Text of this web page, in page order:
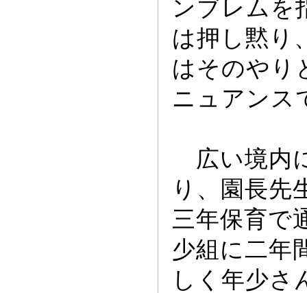
ンブレムを
は押し黙り
はそのやり
ニ ュ アンス
広い境内
り、園長先
三年保育で
少組に二年
しく年少さ